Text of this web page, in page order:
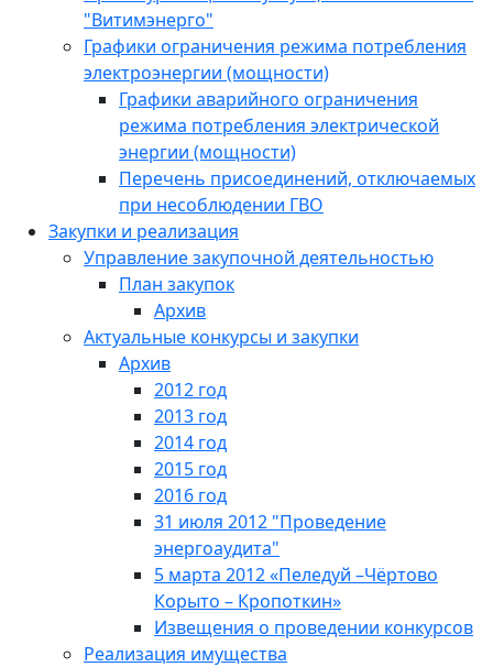
"Витимэнерго"
Графики ограничения режима потребления
электроэнергии (мощности)
Графики аварийного ограничения
режима потребления электрической
энергии (мощности)
Перечень присоединений, отключаемых
при несоблюдении ГВО
Закупки и реализация
Управление закупочной деятельностью
План закупок
Архив
Актуальные конкурсы и закупки
Архив
2012 год
2013 год
2014 год
2015 год
2016 год
31 июля 2012 "Проведение
энергоаудита"
5 марта 2012 «Пеледуй –Чёртово
Корыто – Кропоткин»
Извещения о проведении конкурсов
Реализация имущества